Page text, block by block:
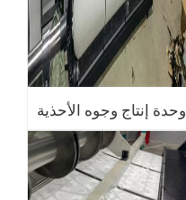
وحدة إنتاج وجوه الأحذية